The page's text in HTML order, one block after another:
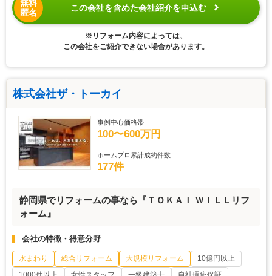
無料
匿名
この会社を含めた会社紹介を申込む
※リフォーム内容によっては、
この会社をご紹介できない場合があります。
株式会社ザ・トーカイ
事例中心価格帯
100〜600万円
ホームプロ累計成約件数
177件
静岡県でリフォームの事なら『ＴＯＫＡＩ ＷＩＬＬリフ
ォーム』
会社の特徴・得意分野
水まわり 総合リフォーム 大規模リフォーム
10億円以上